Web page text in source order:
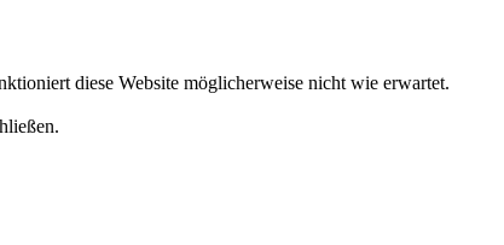
diese Website möglicherweise nicht wie erwartet.